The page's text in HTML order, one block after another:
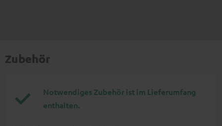
Zubehör
Notwendiges Zubehör ist im Lieferumfang
enthalten.